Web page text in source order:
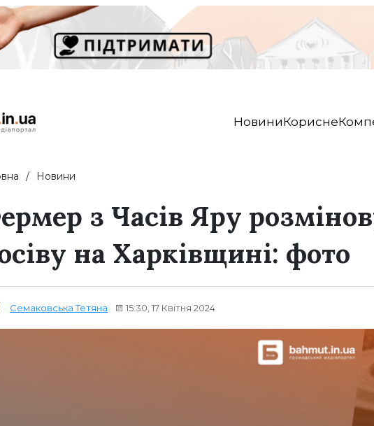
НовиниКорисне
Новини
з Часів Яру
на Харківщині: фото
Семаковська Тетяна 15:30, 17 Квітня 2024